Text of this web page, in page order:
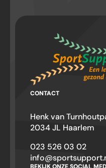
CONTACT
Henk van
2034 JL Haarlem
023 526 03 02
BEKIJK ONZE SOCIAL